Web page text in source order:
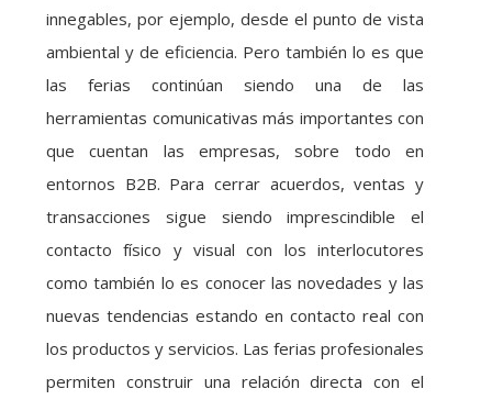
innegables, por ejemplo, desde el punto de vista
ambiental y de eficiencia. Pero también lo es que
las ferias continúan siendo una de las
herramientas comunicativas más importantes con
que cuentan las empresas, sobre todo en
entornos B2B. Para cerrar acuerdos, ventas y
transacciones sigue siendo imprescindible el
contacto físico y visual con los interlocutores
como también lo es conocer las novedades y las
nuevas tendencias estando en contacto real con
los productos y servicios. Las ferias profesionales
permiten construir una relación directa con el